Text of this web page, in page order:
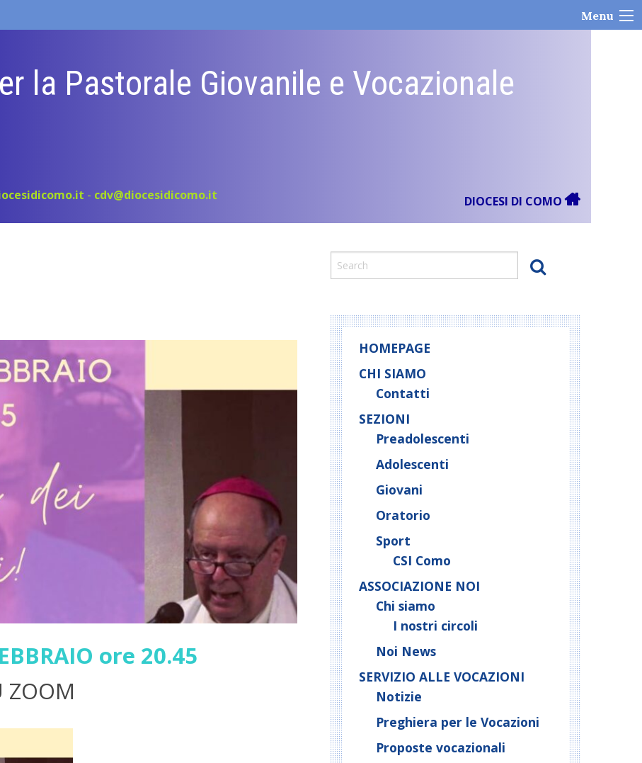
Menu
la Pastorale Giovanile e Vocazionale
- cdv@diocesidicomo.it DIOCESI DI COMO
ore 20.45
ZOOM
HOMEPAGE
CHI SIAMO
Contatti
SEZIONI
Preadolescenti
Adolescenti
Giovani
Oratorio
Sport
CSI Como
ASSOCIAZIONE NOI
Chi siamo
I nostri circoli
Noi News
SERVIZIO ALLE VOCAZIONI
Notizie
Preghiera per le Vocazioni
Proposte vocazionali